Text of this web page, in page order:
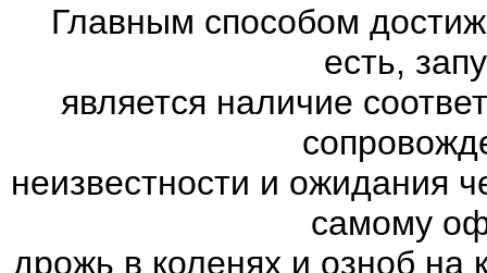
Главным способом
есть,
является наличие
неизвестности и ожидания
самому
дрожь в коленях и озноб на